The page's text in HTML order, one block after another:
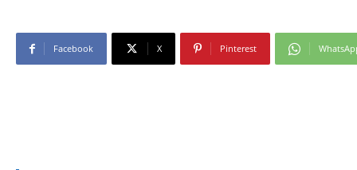
Facebook X Pinterest